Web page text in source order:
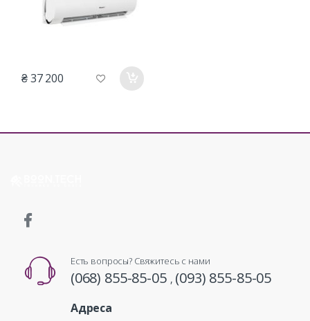
₴ 37 200
Есть вопросы? Свяжитесь с нами
(068) 855-85-05 , (093) 855-85-05
Адреса